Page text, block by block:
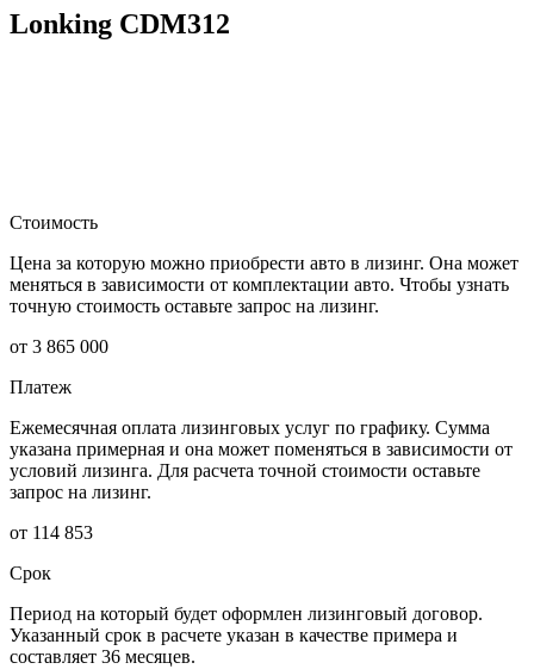
Lonking CDM312
Стоимость
Цена за которую можно приобрести авто в лизинг. Она может
меняться в зависимости от комплектации авто. Чтобы узнать
точную стоимость оставьте запрос на лизинг.
от 3 865 000
Платеж
Ежемесячная оплата лизинговых услуг по графику. Сумма
указана примерная и она может поменяться в зависимости от
условий лизинга. Для расчета точной стоимости оставьте
запрос на лизинг.
от 114 853
Срок
Период на который будет оформлен лизинговый договор.
Указанный срок в расчете указан в качестве примера и
составляет 36 месяцев.